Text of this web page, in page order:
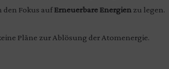
den Fokus auf Erneuerbare Energien zu legen.
Pläne zur Ablösung der Atomenergie.